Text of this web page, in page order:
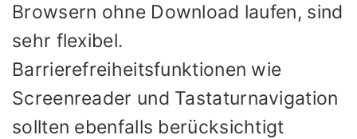
Browsern ohne Download laufen, sind
sehr flexibel.
Barrierefreiheitsfunktionen wie
Screenreader und Tastaturnavigation
sollten ebenfalls berücksichtigt